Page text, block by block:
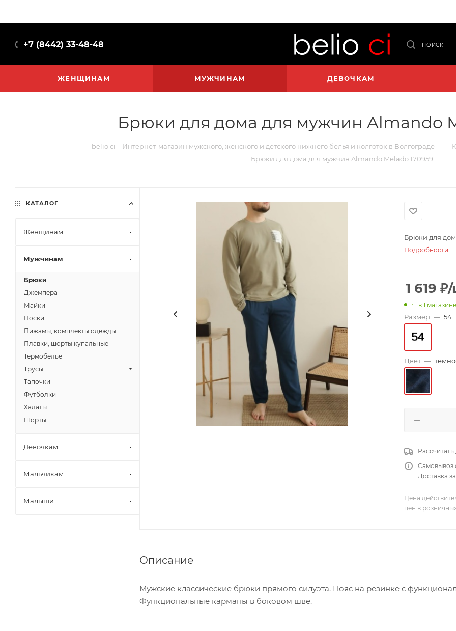
+7 (8442) 33-48-48 ПОИСК
ЖЕНЩИНАМ МУЖЧИНАМ ДЕВОЧКАМ
Брюки для дома для мужчин Almando
belio ci – Интернет-магазин мужского, женского и детского нижнего белья и колготок в Волгограде —
Брюки для дома для мужчин Almando Melado 170959
Брюки для
Подробности
1 619 ₽/
: 1 в 1 магазине
Размер — 54
Цвет —
Рассчитать
Самовывоз
Доставка
Цена
цен в
Описание
Мужские классические брюки прямого силуэта. Пояс на резинке с
Функциональные карманы в боковом шве.
КАТАЛОГ
Женщинам
Мужчинам
Брюки
Джемпера
Майки
Носки
Пижамы, комплекты одежды
Плавки, шорты купальные
Термобелье
Трусы
Тапочки
Футболки
Халаты
Шорты
Девочкам
Мальчикам
Малыши